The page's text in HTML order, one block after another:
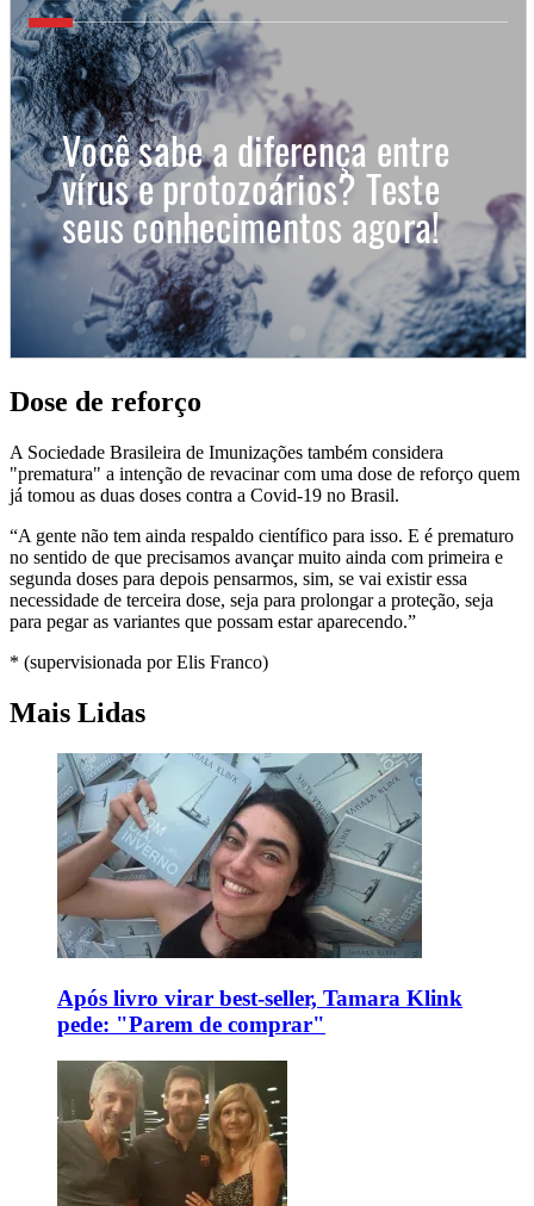
Dose de reforço
A Sociedade Brasileira de Imunizações também considera
"prematura" a intenção de revacinar com uma dose de reforço quem
já tomou as duas doses contra a Covid-19 no Brasil.
“A gente não tem ainda respaldo científico para isso. E é prematuro
no sentido de que precisamos avançar muito ainda com primeira e
segunda doses para depois pensarmos, sim, se vai existir essa
necessidade de terceira dose, seja para prolongar a proteção, seja
para pegar as variantes que possam estar aparecendo.”
* (supervisionada por Elis Franco)
Mais Lidas
Após livro virar best-seller, Tamara Klink
pede: "Parem de comprar"